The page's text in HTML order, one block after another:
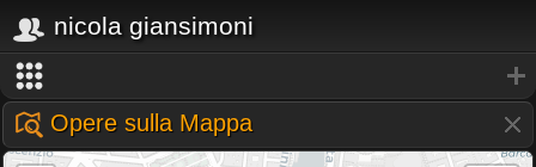
nicola giansimoni
Opere sulla Mappa